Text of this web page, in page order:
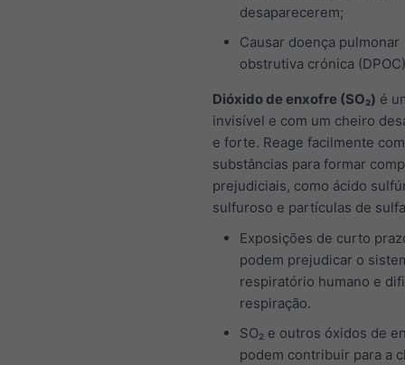
desaparecerem;
Causar doença pulmonar
obstrutiva crónica (DPOC)
Dióxido de enxofre (SO₂) é
invisível e com um cheiro
e forte. Reage facilmente
substâncias para formar
prejudiciais, como ácido
sulfuroso e partículas de
Exposições de curto
podem prejudicar o
respiratório humano e
respiração.
SO₂ e outros óxidos de
podem contribuir para a